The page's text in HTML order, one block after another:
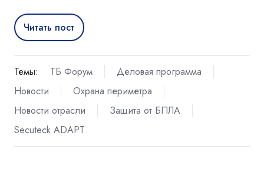
Читать пост
Темы: ТБ Форум
Деловая программа
Новости
Охрана периметра
Новости отрасли
Защита от БПЛА
Secuteck ADAPT